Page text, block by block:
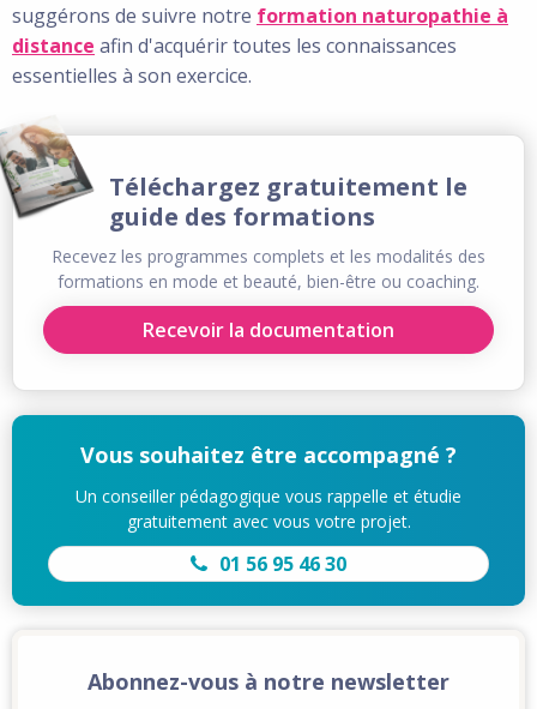
suggérons de suivre notre formation naturopathie à
distance afin d'acquérir toutes les connaissances
essentielles à son exercice.
Téléchargez gratuitement le
guide des formations
Recevez les programmes complets et les modalités des
formations en mode et beauté, bien-être ou coaching.
Recevoir la documentation
Vous souhaitez être accompagné ?
Un conseiller pédagogique vous rappelle et étudie
gratuitement avec vous votre projet.
01 56 95 46 30
Abonnez-vous à notre newsletter